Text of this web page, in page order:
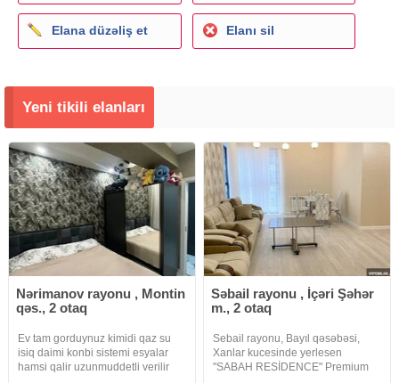
Elana düzəliş et Elanı sil
Yeni tikili elanları
Nərimanov rayonu , Montin
qəs., 2 otaq
Ev tam gorduynuz kimidi qaz su
isiq daimi konbi sistemi esyalar
hamsi qalir uzunmuddetli verilir
Səbail rayonu , İçəri Şəhər
m., 2 otaq
Sebail rayonu, Bayıl qəsəbəsi,
Xanlar kucesinde yerlesen
"SABAH RESİDENCE" Premium